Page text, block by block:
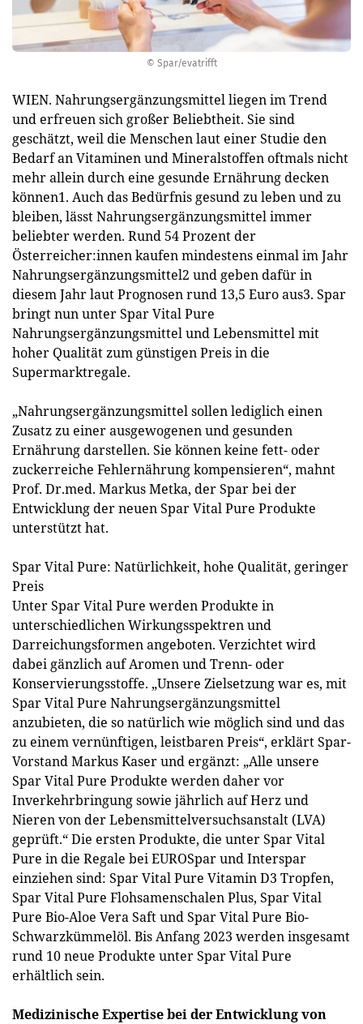
© Spar/evatrifft
WIEN. Nahrungsergänzungsmittel liegen im Trend
und erfreuen sich großer Beliebtheit. Sie sind
geschätzt, weil die Menschen laut einer Studie den
Bedarf an Vitaminen und Mineralstoffen oftmals nicht
mehr allein durch eine gesunde Ernährung decken
können1. Auch das Bedürfnis gesund zu leben und zu
bleiben, lässt Nahrungsergänzungsmittel immer
beliebter werden. Rund 54 Prozent der
Österreicher:innen kaufen mindestens einmal im Jahr
Nahrungsergänzungsmittel2 und geben dafür in
diesem Jahr laut Prognosen rund 13,5 Euro aus3. Spar
bringt nun unter Spar Vital Pure
Nahrungsergänzungsmittel und Lebensmittel mit
hoher Qualität zum günstigen Preis in die
Supermarktregale.
„Nahrungsergänzungsmittel sollen lediglich einen
Zusatz zu einer ausgewogenen und gesunden
Ernährung darstellen. Sie können keine fett- oder
zuckerreiche Fehlernährung kompensieren“, mahnt
Prof. Dr.med. Markus Metka, der Spar bei der
Entwicklung der neuen Spar Vital Pure Produkte
unterstützt hat.
Spar Vital Pure: Natürlichkeit, hohe Qualität, geringer
Preis
Unter Spar Vital Pure werden Produkte in
unterschiedlichen Wirkungsspektren und
Darreichungsformen angeboten. Verzichtet wird
dabei gänzlich auf Aromen und Trenn- oder
Konservierungsstoffe. „Unsere Zielsetzung war es, mit
Spar Vital Pure Nahrungsergänzungsmittel
anzubieten, die so natürlich wie möglich sind und das
zu einem vernünftigen, leistbaren Preis“, erklärt Spar-
Vorstand Markus Kaser und ergänzt: „Alle unsere
Spar Vital Pure Produkte werden daher vor
Inverkehrbringung sowie jährlich auf Herz und
Nieren von der Lebensmittelversuchsanstalt (LVA)
geprüft.“ Die ersten Produkte, die unter Spar Vital
Pure in die Regale bei EUROSpar und Interspar
einziehen sind: Spar Vital Pure Vitamin D3 Tropfen,
Spar Vital Pure Flohsamenschalen Plus, Spar Vital
Pure Bio-Aloe Vera Saft und Spar Vital Pure Bio-
Schwarzkümmelöl. Bis Anfang 2023 werden insgesamt
rund 10 neue Produkte unter Spar Vital Pure
erhältlich sein.
Medizinische Expertise bei der Entwicklung von